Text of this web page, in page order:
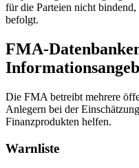
für die Parteien nicht
befolgt.
FMA-
Die FMA betreibt mehrere
Anlegern bei der
Finanzprodukten helfen.
Warnliste